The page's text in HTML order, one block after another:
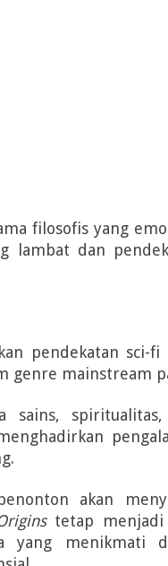
filosofis yang
lambat dan
pendekatan sci-
genre mainstream
sains,
akan
tetap menjadi
yang menikmati